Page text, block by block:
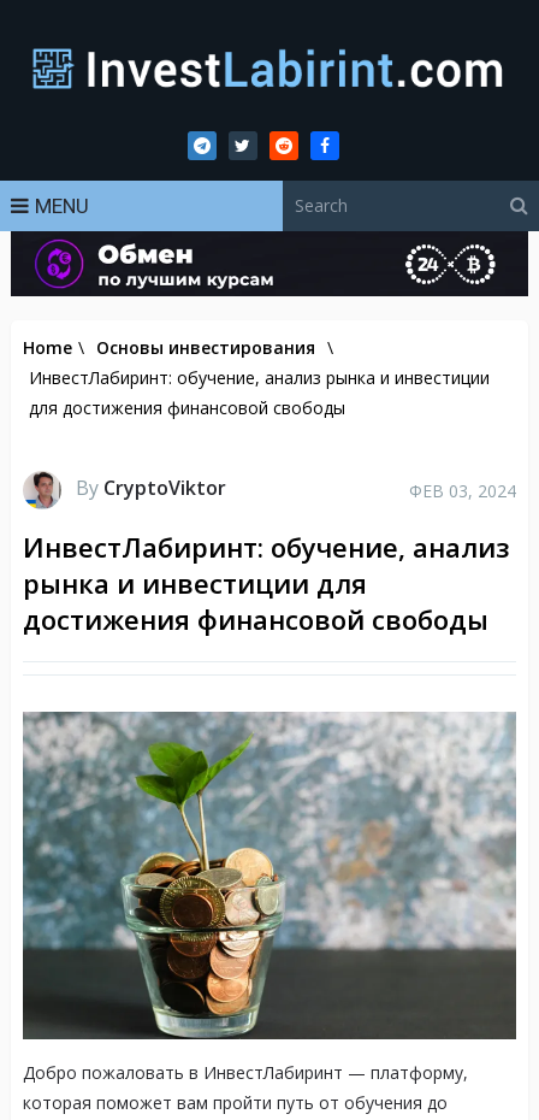
MENU
Home \ Основы инвестирования \
ИнвестЛабиринт: обучение, анализ рынка и инвестиции
для достижения финансовой свободы
By CryptoViktor ФЕВ 03, 2024
ИнвестЛабиринт: обучение, анализ
рынка и инвестиции для
достижения финансовой свободы
Добро пожаловать в ИнвестЛабиринт — платформу,
которая поможет вам пройти путь от обучения до